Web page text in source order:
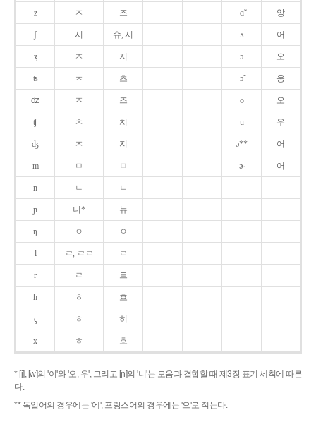
z ㅈ 즈 ɑ̃ 앙
ʃ 시 슈, 시 ʌ 어
ʒ ㅈ 지 ɔ 오
ʦ ㅊ 츠 ɔ̃ 옹
ʣ ㅈ 즈 o 오
ʧ ㅊ 치 u 우
ʤ ㅈ 지 ə** 어
m ㅁ ㅁ ɚ 어
n ㄴ ㄴ
ɲ 니* 뉴
ŋ ㅇ ㅇ
l ㄹ, ㄹㄹ ㄹ
r ㄹ 르
h ㅎ 흐
ç ㅎ 히
x ㅎ 흐
* [j], [w]의 '이'와 '오, 우', 그리고 [ɲ]의 '니'는 모음과 결합할 때 제3장 표기 세칙에 따른
다.
** 독일어의 경우에는 '에', 프랑스어의 경우에는 '으'로 적는다.